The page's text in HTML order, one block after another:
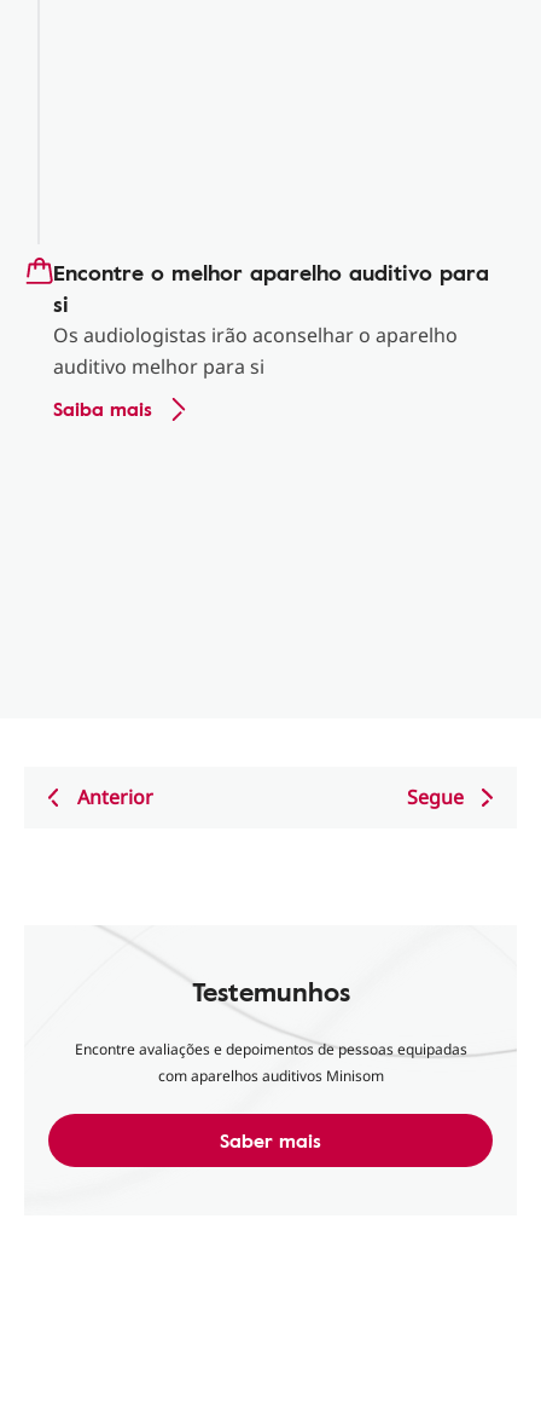
Encontre o melhor aparelho auditivo para
si
Os audiologistas irão aconselhar o aparelho
auditivo melhor para si
Saiba mais
Anterior Segue
Testemunhos
Encontre avaliações e depoimentos de pessoas equipadas
com aparelhos auditivos Minisom
Saber mais